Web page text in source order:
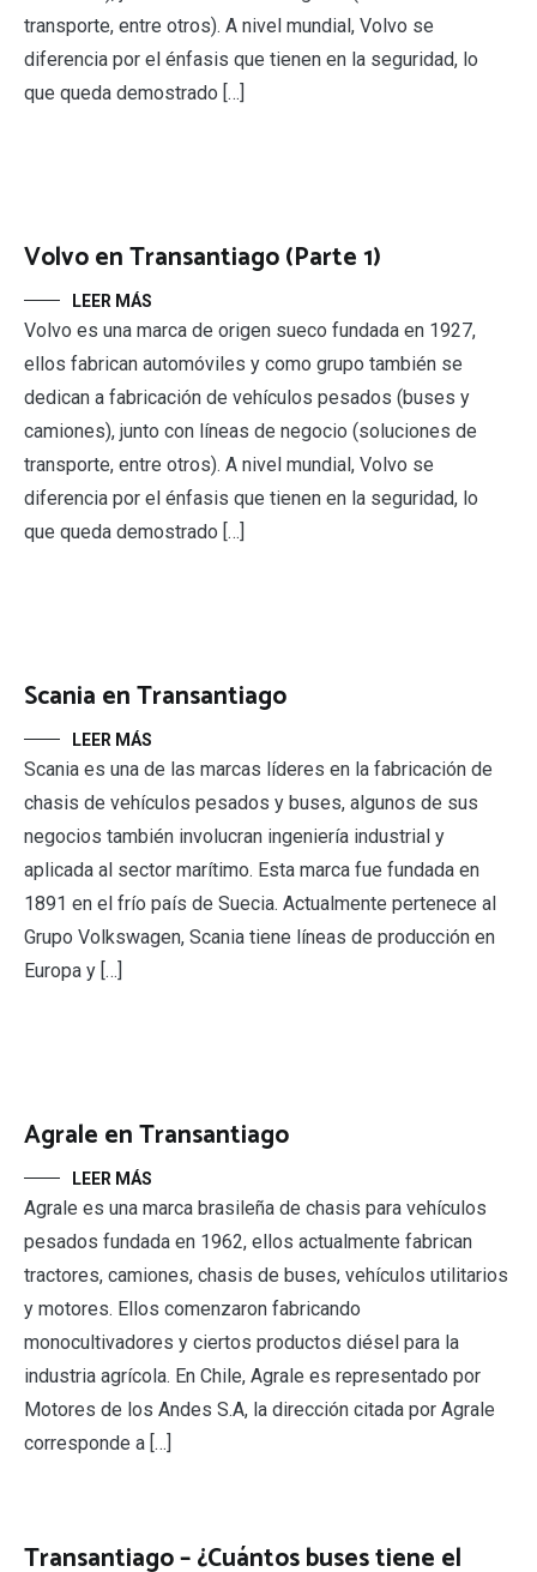
transporte, entre otros). A nivel mundial, Volvo se
diferencia por el énfasis que tienen en la seguridad, lo
que queda demostrado […]
Volvo en Transantiago (Parte 1)
LEER MÁS
Volvo es una marca de origen sueco fundada en 1927,
ellos fabrican automóviles y como grupo también se
dedican a fabricación de vehículos pesados (buses y
camiones), junto con líneas de negocio (soluciones de
transporte, entre otros). A nivel mundial, Volvo se
diferencia por el énfasis que tienen en la seguridad, lo
que queda demostrado […]
Scania en Transantiago
LEER MÁS
Scania es una de las marcas líderes en la fabricación de
chasis de vehículos pesados y buses, algunos de sus
negocios también involucran ingeniería industrial y
aplicada al sector marítimo. Esta marca fue fundada en
1891 en el frío país de Suecia. Actualmente pertenece al
Grupo Volkswagen, Scania tiene líneas de producción en
Europa y […]
Agrale en Transantiago
LEER MÁS
Agrale es una marca brasileña de chasis para vehículos
pesados fundada en 1962, ellos actualmente fabrican
tractores, camiones, chasis de buses, vehículos utilitarios
y motores. Ellos comenzaron fabricando
monocultivadores y ciertos productos diésel para la
industria agrícola. En Chile, Agrale es representado por
Motores de los Andes S.A, la dirección citada por Agrale
corresponde a […]
Transantiago – ¿Cuántos buses tiene el